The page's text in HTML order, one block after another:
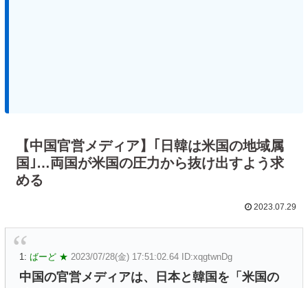
【中国官営メディア】｢日韓は米国の地域属
国｣…両国が米国の圧力から抜け出すよう求
める
2023.07.29
1: ばーど ★ 2023/07/28(金) 17:51:02.64 ID:xqgtwnDg
中国の官営メディアは、日本と韓国を「米国の